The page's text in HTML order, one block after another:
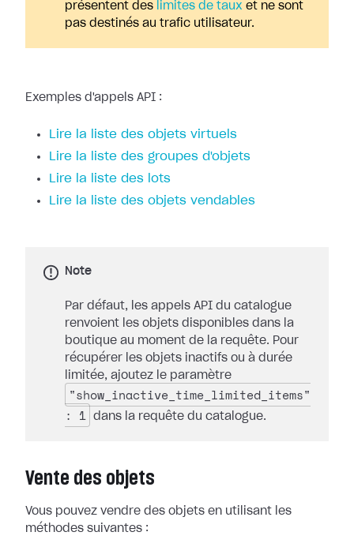
présentent des
limites de taux et ne sont
pas destinés au trafic utilisateur.
Exemples d'appels API :
Lire la liste des objets virtuels
Lire la liste des groupes d'objets
Lire la liste des lots
Lire la liste des objets vendables
Note
Par défaut, les appels API du catalogue
renvoient les objets disponibles dans la
boutique au moment de la requête. Pour
récupérer les objets inactifs ou à durée
limitée, ajoutez le paramètre
"show_inactive_time_limited_items"
: 1
dans la requête du catalogue.
Vente des objets
Vous pouvez vendre des objets en utilisant les
méthodes suivantes :